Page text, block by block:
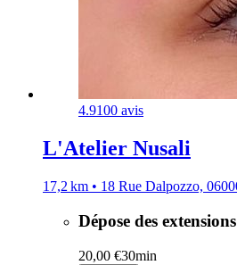
4.9100 avis
L'Atelier Nusali
17,2 km • 18 Rue Dalpozzo,
Dépose des
20,00 €30min